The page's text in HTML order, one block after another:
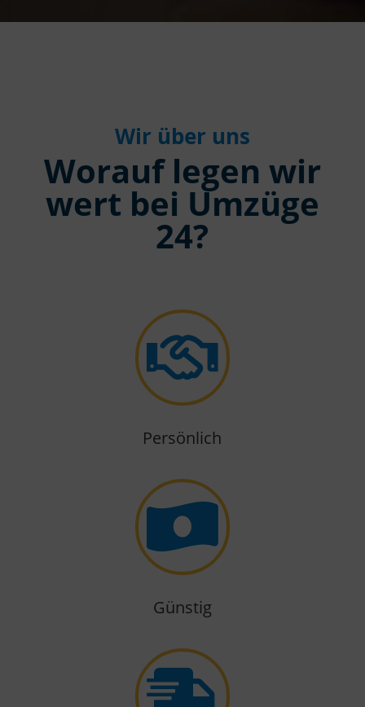
Wir über uns
Worauf legen wir
wert bei Umzüge
24?

Persönlich

Günstig